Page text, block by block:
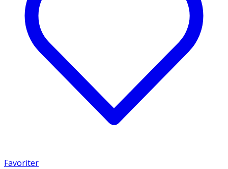
Favoriter